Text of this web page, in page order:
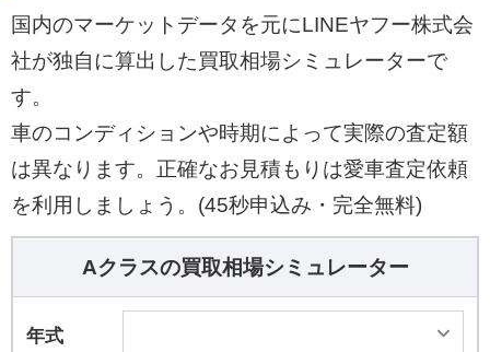
国内のマーケットデータを元にLINEヤフー株式会
社が独自に算出した買取相場シミュレーターで
す。
車のコンディションや時期によって実際の査定額
は異なります。正確なお見積もりは愛車査定依頼
を利用しましょう。(45秒申込み・完全無料)
Aクラスの買取相場シミュレーター
年式